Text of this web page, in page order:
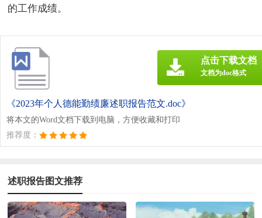
的工作成绩。
《2023年个人德能勤绩廉述职报告范文.doc》
将本文的Word文档下载到电脑，方便收藏和打印
推荐度：
点击下载文档
文档为doc格式
述职报告图文推荐